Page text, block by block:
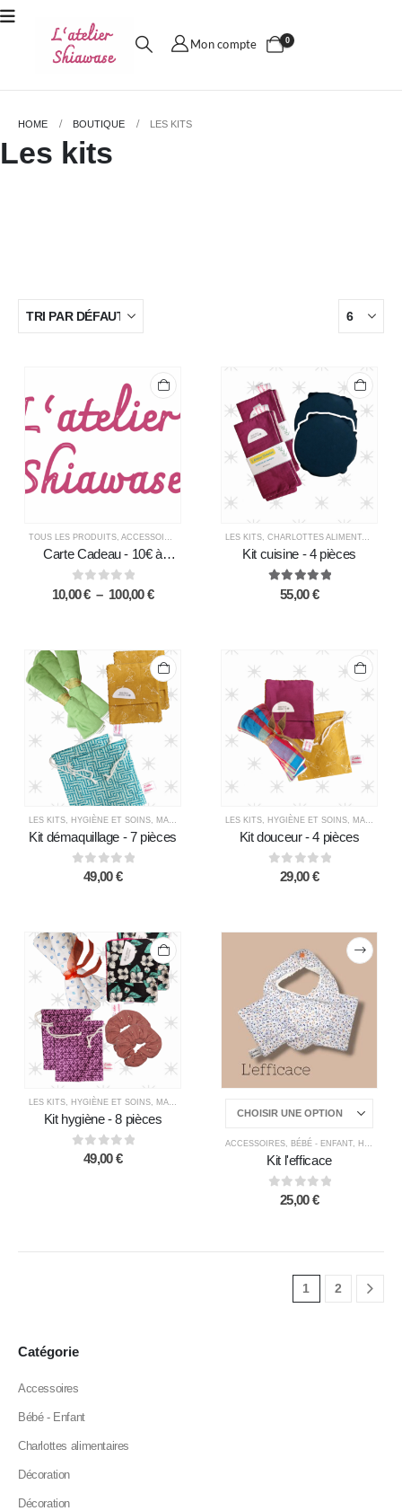
Mon compte 0
HOME BOUTIQUE LES KITS
Les kits
TOUS LES PRODUITS, ACCESSOIRES CHARLOTTES ALIMENTAIRES,DÉCORATION ,
Carte Cadeau - 10€ à
100€
0out of 5
10,00€ – 100,00€
LES KITS, CHARLOTTES ALIMENTAIRES
Kit cuisine - 4 pièces
5.00 out of 5
55,00€
LES KITS HYGIÈNE ET SOINS MAISON ZÉRO DÉCHET ,TOUS LES PRODUITS
Kit démaquillage - 7 pièces
out of 5
49,00€
LES KITS HYGIÈNE ET SOINS MAISON ZÉRO DÉCHET
Kit douceur - 4 pièces
out of 5
29,00€
LES KITS, HYGIÈNE ET SOINS, MAISON ZÉRO DÉCHET
Kit hygiène - 8 pièces
out of 5
49,00€
ACCESSOIRES, BÉBÉ - ENFANT, HYGIÈNE ET SOINS
Kit l'efficace
out of 5
25,00€
1 2
Catégorie
Accessoires
Bébé - Enfant
Charlottes alimentaires
Décoration
Décoration